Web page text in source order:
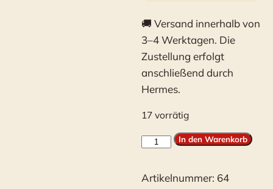
🚚 Versand innerhalb von
3–4 Werktagen. Die
Zustellung erfolgt
anschließend durch
Hermes.
17 vorrätig
Zeppi’s
(Kaktusfeigenlikör)-
In den Warenkorb
Artikelnummer: 64